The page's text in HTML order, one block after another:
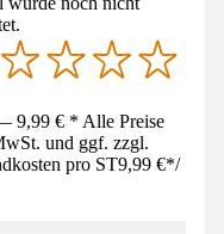
9,99 € * Alle Preise
und ggf. zzgl.
pro ST9,99 €*/